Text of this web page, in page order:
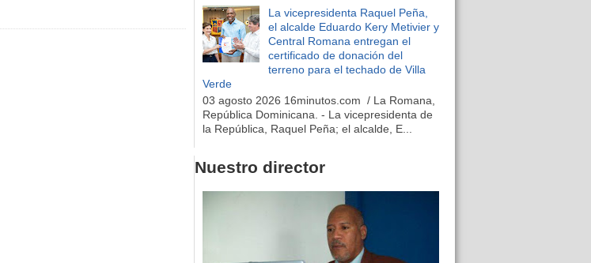
La vicepresidenta Raquel Peña,
el alcalde Eduardo Kery Metivier y
Central Romana entregan el
certificado de donación del
terreno para el techado de Villa
Verde
03 agosto 2026 16minutos.com / La Romana,
República Dominicana. - La vicepresidenta de
la República, Raquel Peña; el alcalde, E...
Nuestro director